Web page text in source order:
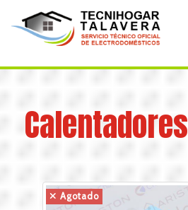
Calentadores
Agotado